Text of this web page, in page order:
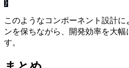
このようなコンポーネント設計
ンを保ちながら、開発効率を大
す。